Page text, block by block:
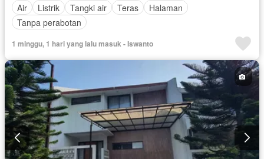
Air
Listrik Tangki air Teras
Halaman
Tanpa perabotan
1 minggu, 1 hari yang lalu masuk - Iswanto